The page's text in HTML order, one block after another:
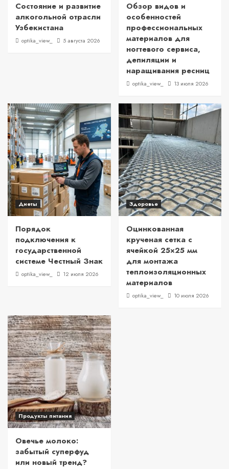
Состояние и развитие
алкогольной отрасли
Узбекистана
optika_view_ 5 августа 2026
Обзор видов и
особенностей
профессиональных
материалов для
ногтевого сервиса,
депиляции и
наращивания ресниц
optika_view_ 13 июля 2026
Диеты
Порядок
подключения к
государственной
системе Честный Знак
optika_view_ 12 июля 2026
Здоровье
Оцинкованная
крученая сетка с
ячейкой 25×25 мм
для монтажа
теплоизоляционных
материалов
optika_view_ 10 июля 2026
Продукты питания
Овечье молоко:
забытый суперфуд
или новый тренд?